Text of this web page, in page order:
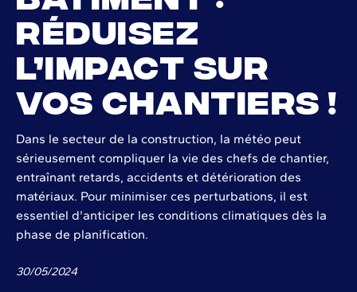
réduisez
l’impact sur
vos chantiers !
Dans le secteur de la construction, la météo peut
sérieusement compliquer la vie des chefs de chantier,
entraînant retards, accidents et détérioration des
matériaux. Pour minimiser ces perturbations, il est
essentiel d'anticiper les conditions climatiques dès la
phase de planification.
30/05/2024